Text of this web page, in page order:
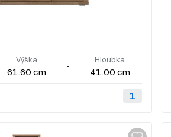
Výška
61.60 cm
Hloubka
41.00 cm